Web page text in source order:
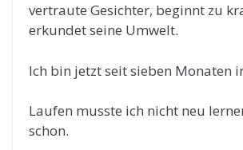
vertraute Gesichter, beginnt zu
erkundet seine Umwelt.
Ich bin jetzt seit sieben Monaten
Laufen musste ich nicht neu
schon.